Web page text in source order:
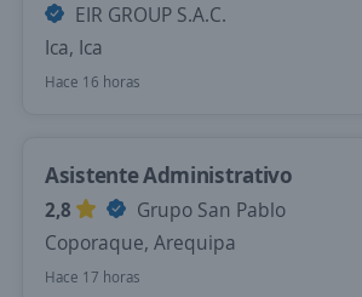
EIR GROUP S.A.C.
Ica, Ica
Hace 16 horas
Asistente Administrativo
2,8
Grupo San Pablo
Coporaque, Arequipa
Hace 17 horas